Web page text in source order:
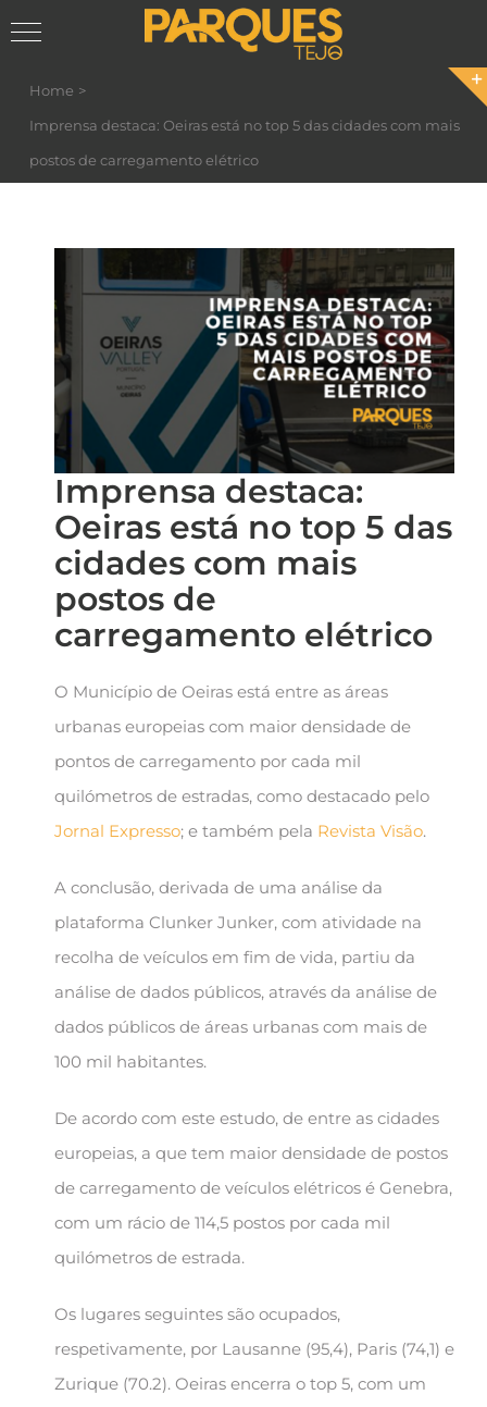
Skip
content
Home
Imprensa destaca: Oeiras está no top 5 das cidades com mais
postos de carregamento elétrico
Imprensa destaca:
Oeiras está no top 5 das
cidades com mais
postos de
carregamento elétrico
O Município de Oeiras está entre as áreas
urbanas europeias com maior densidade de
pontos de carregamento por cada mil
quilómetros de estradas, como destacado pelo
Jornal Expresso; e também pela Revista Visão.
A conclusão, derivada de uma análise da
plataforma Clunker Junker, com atividade na
recolha de veículos em fim de vida, partiu da
análise de dados públicos, através da análise de
dados públicos de áreas urbanas com mais de
100 mil habitantes.
De acordo com este estudo, de entre as cidades
europeias, a que tem maior densidade de postos
de carregamento de veículos elétricos é Genebra,
com um rácio de 114,5 postos por cada mil
quilómetros de estrada.
Os lugares seguintes são ocupados,
respetivamente, por Lausanne (95,4), Paris (74,1) e
Zurique (70.2). Oeiras encerra o top 5, com um